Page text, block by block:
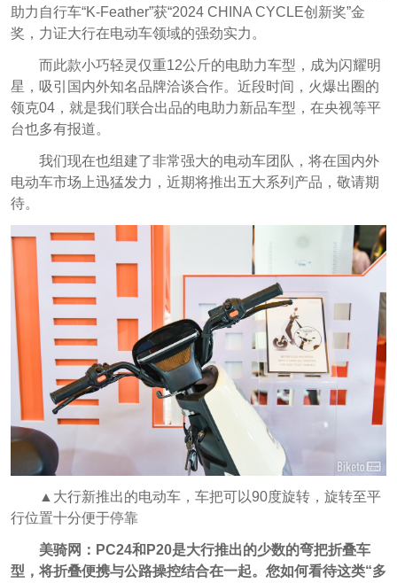
助力自行车“K-Feather”获“2024 CHINA CYCLE创新奖”金
奖，力证大行在电动车领域的强劲实力。
而此款小巧轻灵仅重12公斤的电助力车型，成为闪耀明
星，吸引国内外知名品牌洽谈合作。近段时间，火爆出圈的
领克04，就是我们联合出品的电助力新品车型，在央视等平
台也多有报道。
我们现在也组建了非常强大的电动车团队，将在国内外
电动车市场上迅猛发力，近期将推出五大系列产品，敬请期
待。
▲大行新推出的电动车，车把可以90度旋转，旋转至平
行位置十分便于停靠
美骑网：PC24和P20是大行推出的少数的弯把折叠车
型，将折叠便携与公路操控结合在一起。您如何看待这类“多